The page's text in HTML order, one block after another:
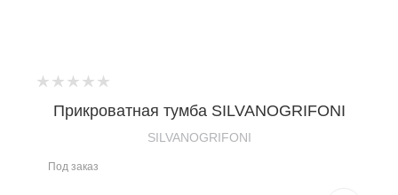
Прикроватная тумба SILVANOGRIFONI
SILVANOGRIFONI
Под заказ